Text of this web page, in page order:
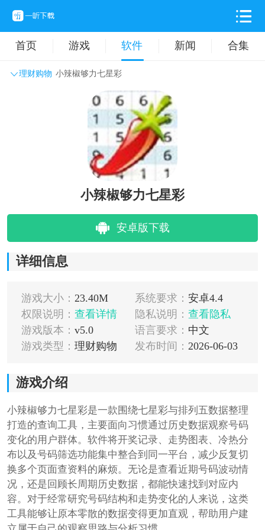
首页 游戏 软件 新闻 合集
理财购物 小辣椒够力七星彩
主题壁纸 旅游出行
拍摄美化 时尚购物
小辣椒够力七星彩
安卓版下载
详细信息
游戏大小： 23.40M 系统要求： 安卓4.4
权限说明： 查看详情 隐私说明： 查看隐私
游戏版本： v5.0 语言要求： 中文
游戏类型： 理财购物 发布时间： 2026-06-03
游戏介绍
小辣椒够力七星彩是一款围绕七星彩与排列五数据整理
打造的查询工具，主要面向习惯通过历史数据观察号码
变化的用户群体。软件将开奖记录、走势图表、冷热分
布以及号码筛选功能集中整合到同一平台，减少反复切
换多个页面查资料的麻烦。无论是查看近期号码波动情
况，还是回顾长周期历史数据，都能快速找到对应内
容。对于经常研究号码结构和走势变化的人来说，这类
工具能够让原本零散的数据变得更加直观，帮助用户建